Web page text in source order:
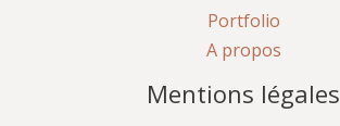
Portfolio
A propos
Mentions légales